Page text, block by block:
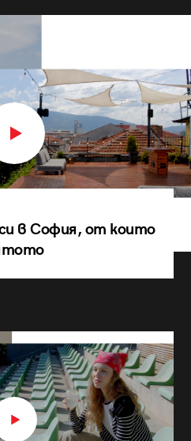
в София, от които